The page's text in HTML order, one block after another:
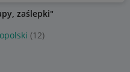
zaślepki"
(12)